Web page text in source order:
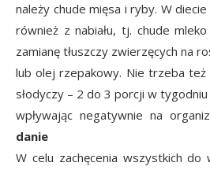
należy chude mięsa i ryby. W
również z nabiału, tj. chude
zamianę tłuszczy zwierzęcych na
lub olej rzepakowy. Nie trzeba też
słodyczy – 2 do 3 porcji w
wpływając negatywnie na
danie
W celu zachęcenia wszystkich do